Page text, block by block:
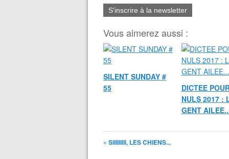
S'inscrire à la newsletter
Vous aimerez aussi :
SILENT SUNDAY #
55
DICTEE
NULS 2017 :
GENT
« SIIIIIIIII, LES CHIENS...